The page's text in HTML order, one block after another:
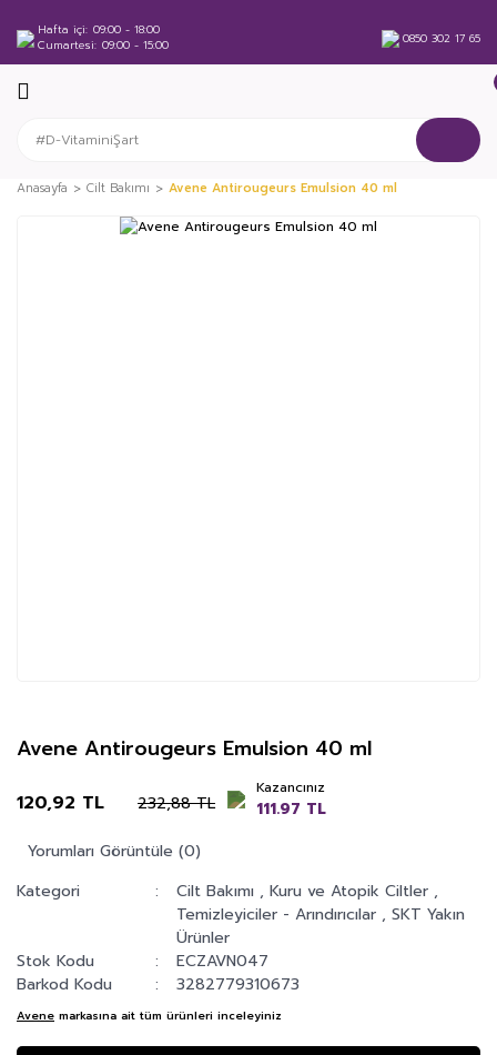
Hafta içi 09:00 - 18:00
Cumartesi 09:00 - 15:00 0850 302 17 65
Anasayfa Cilt Bakımı Avene Antirougeurs Emulsion 40 ml
Avene Antirougeurs Emulsion 40 ml
120,92 TL 232,88 TL
Kazancınız
111.97 TL
Yorumları Görüntüle (0)
Kategori
Cilt Bakımı ,Kuru ve Atopik Ciltler ,
Temizleyiciler - Arındırıcılar ,SKT Yakın
Ürünler
Stok Kodu
ECZAVN047
Barkod Kodu
3282779310673
Avene markasına ait tüm ürünleri inceleyiniz